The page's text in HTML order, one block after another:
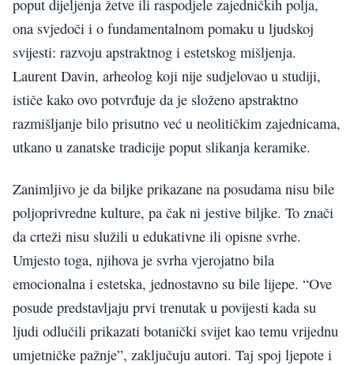
poput dijeljenja žetve ili raspodjele zajedničkih polja,
ona svjedoči i o fundamentalnom pomaku u ljudskoj
svijesti: razvoju apstraktnog i estetskog mišljenja.
Laurent Davin, arheolog koji nije sudjelovao u studiji,
ističe kako ovo potvrđuje da je složeno apstraktno
razmišljanje bilo prisutno već u neolitičkim zajednicama,
utkano u zanatske tradicije poput slikanja keramike.
Zanimljivo je da biljke prikazane na posudama nisu bile
poljoprivredne kulture, pa čak ni jestive biljke. To znači
da crteži nisu služili u edukativne ili opisne svrhe.
Umjesto toga, njihova je svrha vjerojatno bila
emocionalna i estetska, jednostavno su bile lijepe. “Ove
posude predstavljaju prvi trenutak u povijesti kada su
ljudi odlučili prikazati botanički svijet kao temu vrijednu
umjetničke pažnje”, zaključuju autori. Taj spoj ljepote i